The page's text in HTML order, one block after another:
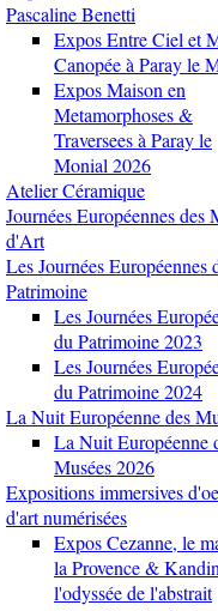
Pascaline Benetti
Expos Entre Ciel et
Canopée à Paray le
Expos Maison en
Metamorphoses &
Traversees à Paray le
Monial 2026
Atelier Céramique
Journées Européennes des
d'Art
Les Journées Européennes
Patrimoine
Les Journées
du Patrimoine 2023
Les Journées
du Patrimoine 2024
La Nuit Européenne des
La Nuit Européenne
Musées 2026
Expositions immersives
d'art numérisées
Expos Cezanne, le
la Provence &
l'odyssée de l'abstrait